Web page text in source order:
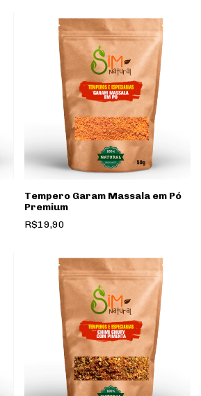
Tempero Garam Massala em Pó
Premium
R$19,90